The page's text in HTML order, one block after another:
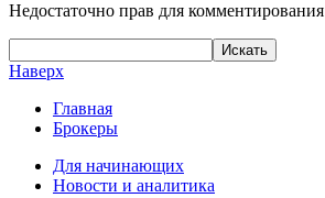
Недостаточно прав для комментирования
Наверх
Главная
Брокеры
Для начинающих
Новости и аналитика